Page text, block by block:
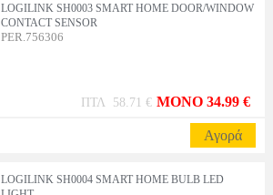
LOGILINK SH0003 SMART HOME DOOR/WINDOW
CONTACT SENSOR
PER.756306
ΠΤΛ 58.71 € MONO 34.99 €
Αγορά
LOGILINK SH0004 SMART HOME BULB LED